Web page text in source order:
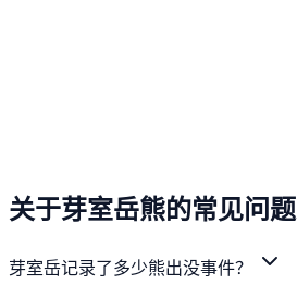
关于芽室岳熊的常见问题
芽室岳记录了多少熊出没事件？